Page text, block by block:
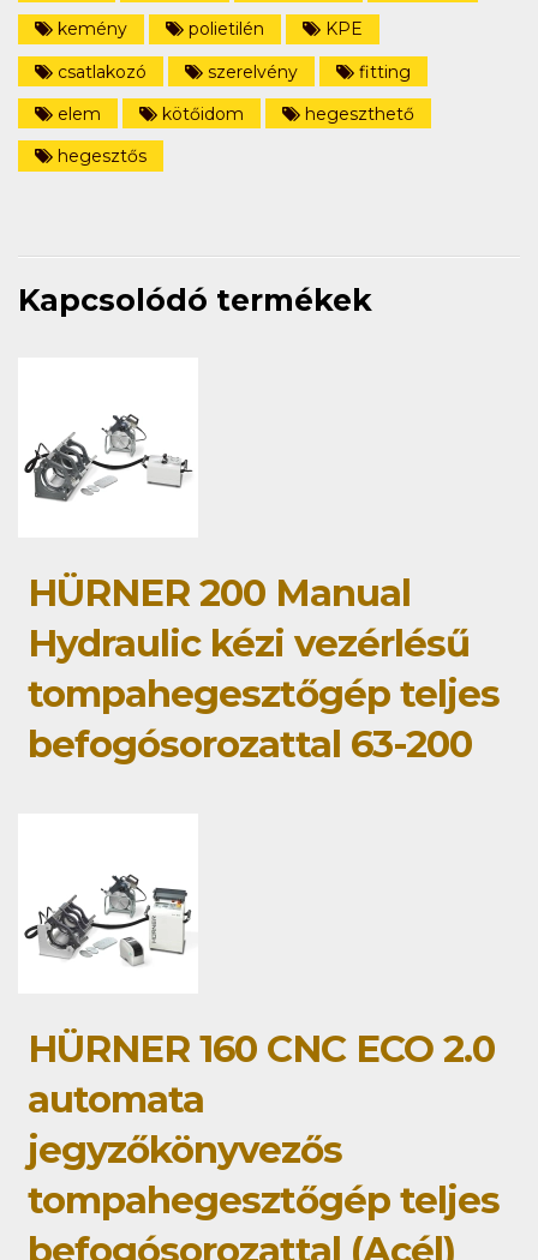
kemény
polietilén
KPE
csatlakozó
szerelvény
fitting
elem
kötőidom
hegeszthető
hegesztős
Kapcsolódó termékek
HÜRNER 200 Manual
Hydraulic kézi vezérlésű
tompahegesztőgép teljes
befogósorozattal 63-200
HÜRNER 160 CNC ECO 2.0
automata
jegyzőkönyvezős
tompahegesztőgép teljes
befogósorozattal (Acél)